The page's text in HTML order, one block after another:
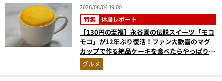
2026/08/04 19:00
特集 体験レポート
【130円の至福】永谷園の伝説スイーツ「モコ
モコ」が12年ぶり復活！ファン大歓喜のマグ
カップで作る絶品ケーキを食べたらやっぱり最
高にウマかった
グルメ